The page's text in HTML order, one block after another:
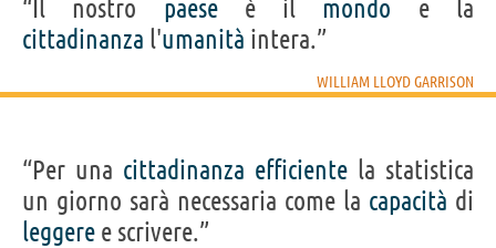
“Il nostro paeseè il mondo e la
cittadinanza l'umanità intera.”
WILLIAM LLOYD GARRISON
“Per una cittadinanza efficiente la statistica
un giorno sarà necessaria come la capacità di
leggere e scrivere.”